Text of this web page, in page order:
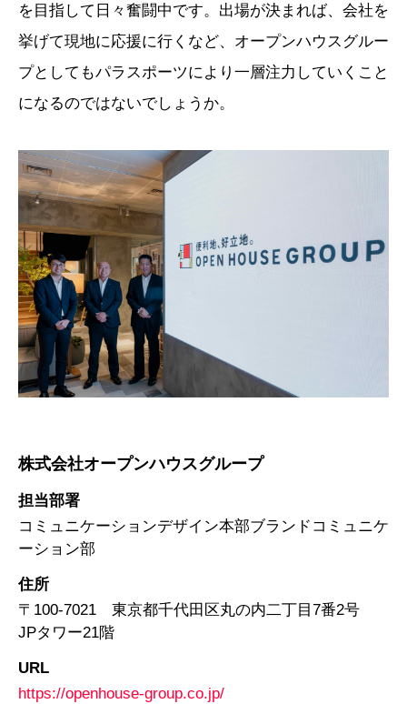
を目指して日々奮闘中です。出場が決まれば、会社を
挙げて現地に応援に行くなど、オープンハウスグルー
プとしてもパラスポーツにより一層注力していくこと
になるのではないでしょうか。
株式会社オープンハウスグループ
担当部署
コミュニケーションデザイン本部ブランドコミュニケ
ーション部
住所
〒100-7021 東京都千代田区丸の内二丁目7番2号
JPタワー21階
URL
https://openhouse-group.co.jp/